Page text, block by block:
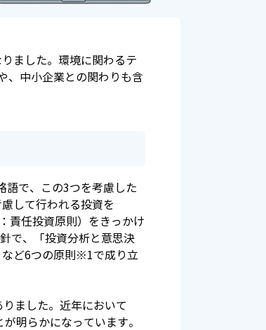
ました。環境に関わるテ
、中小企業との関わりも含
語で、この3つを考慮した
して行われる投資を
責任投資原則）をきっかけ
で、「投資分析と意思決
など6つの原則※1で成り立
ました。近年において
明らかになっています。